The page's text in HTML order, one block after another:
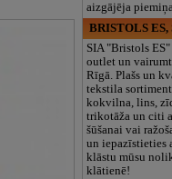
aizgājēja
BRISTOLS ES,
SIA "Bristols
outlet un
Rīgā. Plašs un
tekstila
kokvilna, lins,
trikotāža un citi
šūšanai vai
un iepazīstieties
klāstu mūsu
klātienē!